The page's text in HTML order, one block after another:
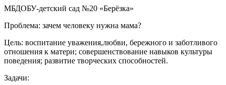
МБДОБУ-детский сад №20 «Берёзка»
Проблема: зачем человеку нужна мама?
Цель: воспитание уважения,любви, бережного и заботливого
отношения к матери; совершенствование навыков культуры
поведения; развитие творческих способностей.
Задачи: